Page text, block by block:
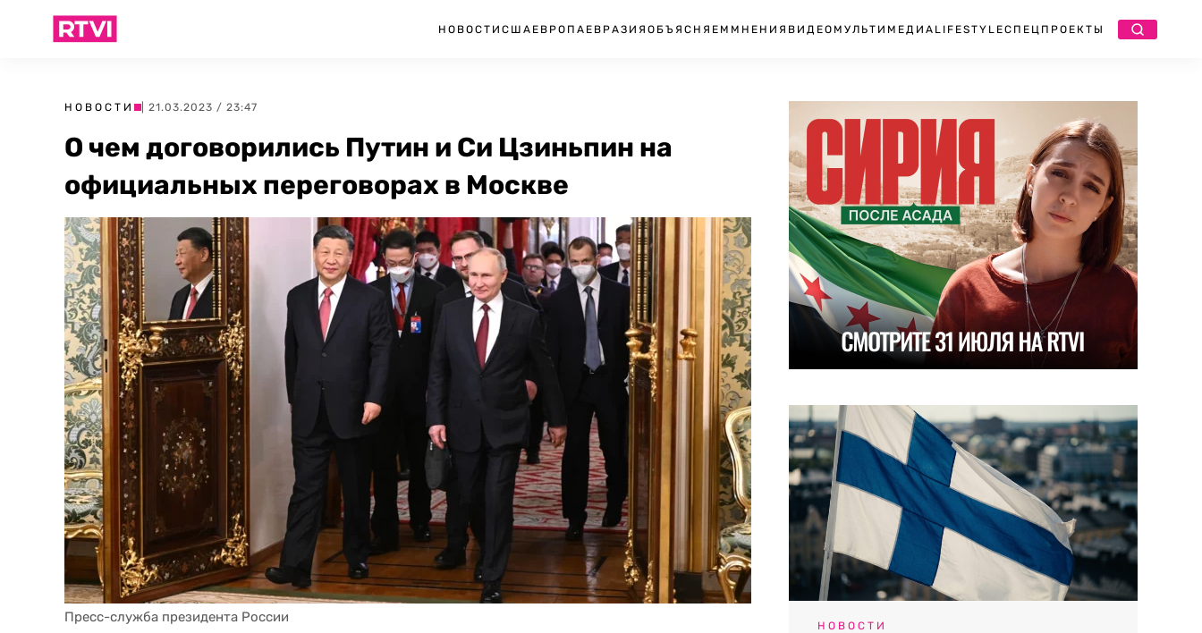
НОВОСТИ США ЕВРОПА ЕВРАЗИЯ ОБЪЯСНЯЕМ МНЕНИЯ ВИДЕО МУЛЬТИМЕДИА LIFESTYLEСПЕЦПРОЕКТЫ
НОВОСТИ | 21.03.2023 / 23:47
О чем договорились Путин и Си Цзиньпин на
официальных переговорах в Москве
Пресс-служба президента России
НОВОСТИ